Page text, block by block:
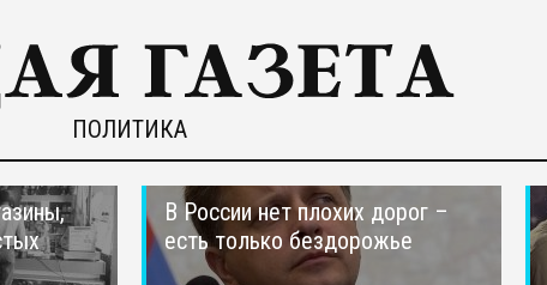
ПОЛИТИКА
В России нет плохих дорог –
есть только бездорожье